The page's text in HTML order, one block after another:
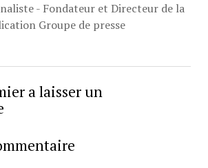
- Fondateur et Directeur de la
Groupe de presse
a laisser un